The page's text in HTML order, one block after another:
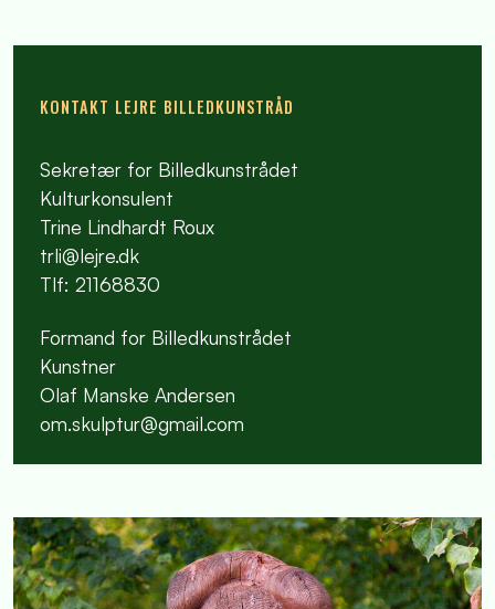
KONTAKT LEJRE BILLEDKUNSTRÅD
Sekretær for Billedkunstrådet
Kulturkonsulent
Trine Lindhardt Roux
trli@lejre.dk
Tlf: 21168830
Formand for Billedkunstrådet
Kunstner
Olaf Manske Andersen
om.skulptur@gmail.com